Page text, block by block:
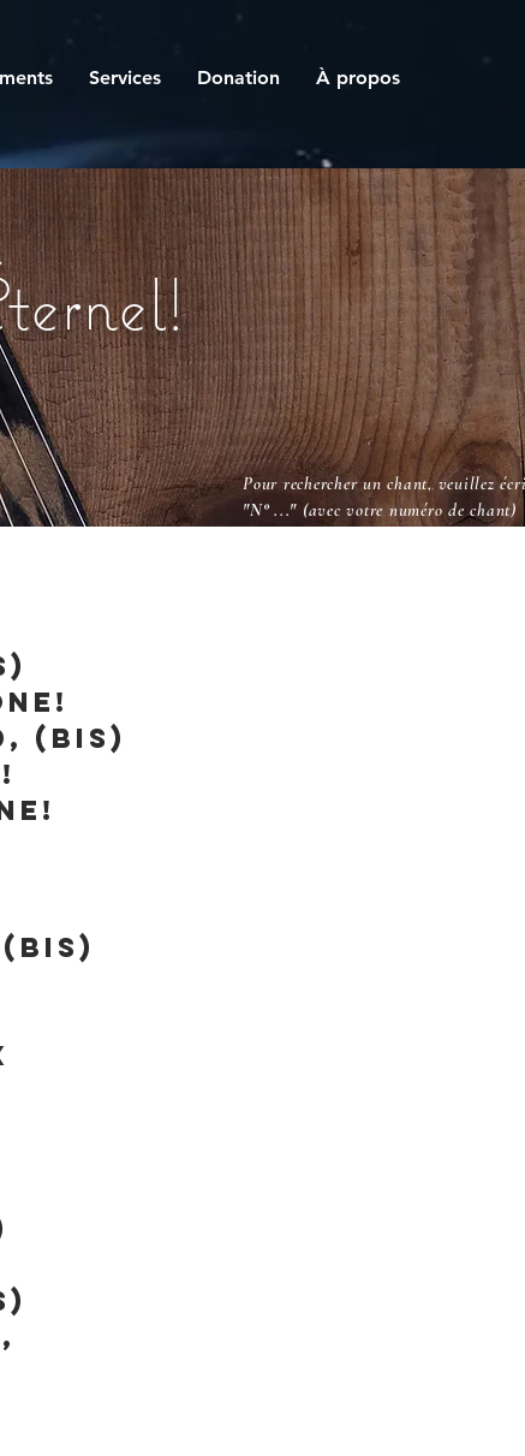
Services Donation À propos
Pour rechercher un chant, veuillez
"N° ..." (avec votre numéro de chant)
(bis)